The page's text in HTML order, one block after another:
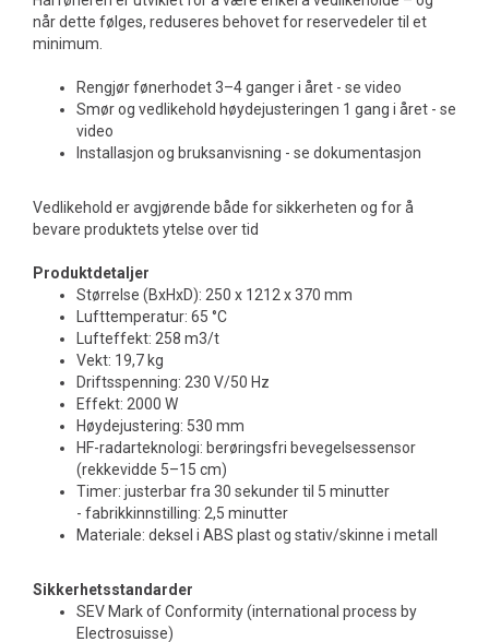
når dette følges, reduseres behovet for reservedeler til et
minimum.
Rengjør fønerhodet 3–4 ganger i året - se video
Smør og vedlikehold høydejusteringen 1 gang i året - se
video
Installasjon og bruksanvisning - se dokumentasjon
Vedlikehold er avgjørende både for sikkerheten og for å
bevare produktets ytelse over tid
Produktdetaljer
Størrelse (BxHxD): 250 x 1212 x 370 mm
Lufttemperatur: 65 °C
Lufteffekt: 258 m3/t
Vekt: 19,7 kg
Driftsspenning: 230 V/50 Hz
Effekt: 2000 W
Høydejustering: 530 mm
HF-radarteknologi: berøringsfri bevegelsessensor
(rekkevidde 5–15 cm)
Timer: justerbar fra 30 sekunder til 5 minutter
- fabrikkinnstilling: 2,5 minutter
Materiale: deksel i ABS plast og stativ/skinne i metall
Sikkerhetsstandarder
SEV Mark of Conformity (international process by
Electrosuisse)